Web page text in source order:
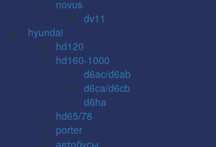
novus
dv11
hyundai
hd120
hd160-1000
d6ac/d6ab
d6ca/d6cb
d6ha
hd65/78
porter
автобусы